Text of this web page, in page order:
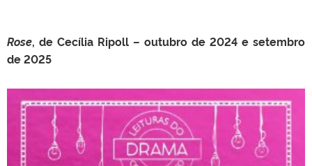
Rose, de Cecília Ripoll – outubro de 2024 e setembro
de 2025